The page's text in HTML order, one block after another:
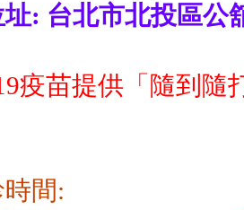
址: 台北市北投區公
疫苗提供「隨到隨
間: